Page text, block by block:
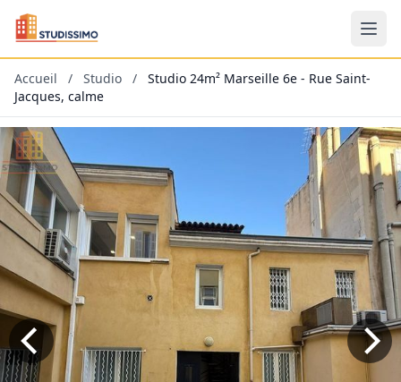
Accueil / Studio /
Studio 24m² Marseille 6e - Rue Saint-
Jacques, calme